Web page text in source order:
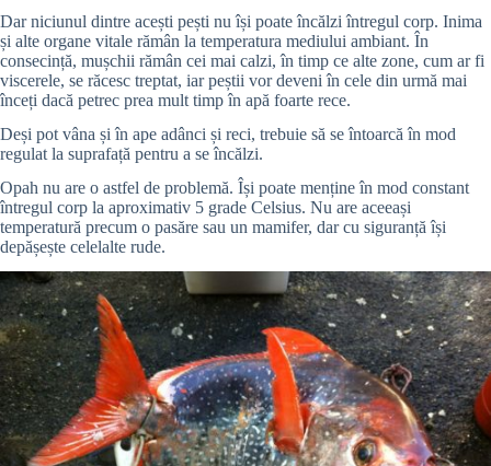
Dar niciunul dintre acești pești nu își poate încălzi întregul corp. Inima
și alte organe vitale rămân la temperatura mediului ambiant. În
consecință, mușchii rămân cei mai calzi, în timp ce alte zone, cum ar fi
viscerele, se răcesc treptat, iar peștii vor deveni în cele din urmă mai
înceți dacă petrec prea mult timp în apă foarte rece.
Deși pot vâna și în ape adânci și reci, trebuie să se întoarcă în mod
regulat la suprafață pentru a se încălzi.
Opah nu are o astfel de problemă. Își poate menține în mod constant
întregul corp la aproximativ 5 grade Celsius. Nu are aceeași
temperatură precum o pasăre sau un mamifer, dar cu siguranță își
depășește celelalte rude.